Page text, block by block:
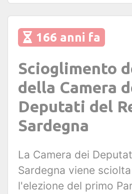
166 anni fa
Scioglimento
della Camera
Deputati del
Sardegna
La Camera dei
Sardegna viene
l'elezione del primo